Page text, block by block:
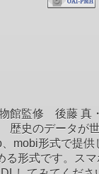
館監修 後藤 真
歴史のデータが
mobi形式で提供
る形式です。ス